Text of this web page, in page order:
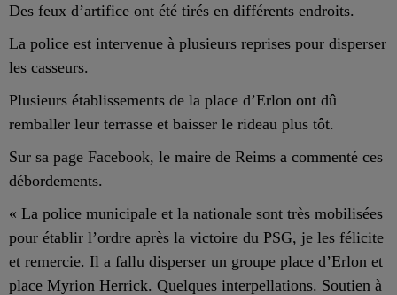
Des feux d’artifice ont été tirés en différents endroits.
La police est intervenue à plusieurs reprises pour disperser
les casseurs.
Plusieurs établissements de la place d’Erlon ont dû
remballer leur terrasse et baisser le rideau plus tôt.
Sur sa page Facebook, le maire de Reims a commenté ces
débordements.
« La police municipale et la nationale sont très mobilisées
pour établir l’ordre après la victoire du PSG, je les félicite
et remercie. Il a fallu disperser un groupe place d’Erlon et
place Myrion Herrick. Quelques interpellations. Soutien à